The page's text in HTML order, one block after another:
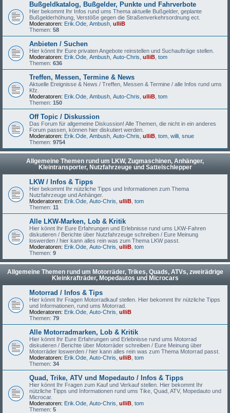
Bußgeldkatalog, Bußgelder, Punkte und Fahrverbote
Hier bekommt Ihr Infos rund ums Thema aktuelle Bußgelder, geplante
Bußgelderhöhung, Verstöße gegen die Straßenverkehrsordnung ect.
Moderatoren: Erik.Ode Ambush ulliB
Themen: 58
Anbieten / Suchen
Hier könnt Ihr Eure privaten Angebote reinstellen und Suchaufträge stellen.
Moderatoren: Erik.Ode Ambush Auto-Chris ulliB tom
Themen: 636
Treffen, Messen, Termine & News
Aktuelle Ereignisse & News / Treffen, Messen & Termine / alle Infos rund ums
Kfz.
Moderatoren: Erik.Ode Ambush Auto-Chris ulliB tom
Themen: 150
Off Topic / Diskussion
Das Forum für allgemeine Diskussion! Alle Themen, die nicht in ein anderes
Forum passen, können hier diskutiert werden.
Moderatoren: Erik.Ode Ambush Auto-Chris ulliB tom willi snue
Themen: 9754
Allgemeine Themen rund um LKW, Zugmaschinen, Anhänger,
Kleintransporter, Nutzfahrzeuge und Sattelschlepper
LKW / Infos & Tipps
Hier bekommt Ihr nützliche Tipps und Informationen zum Thema
Nutzfahrzeuge und Anhänger.
Moderatoren: Erik.Ode Auto-Chris ulliB tom
Themen: 11
Alle LKW-Marken, Lob & Kritik
Hier könnt Ihr Eure Erfahrungen und Erlebnisse rund ums LKW-Fahren
diskutieren / Berichte über Nutzfahrzeuge schreiben / Eure Meinung
loswerden / hier kann alles rein was zum Thema LKW passt.
Moderatoren: Erik.Ode Auto-Chris ulliB tom
Themen: 9
Allgemeine Themen rund um Motorräder, Trikes, Quads, ATVs, zweirädrige
Kleinkrafträder, Mopedautos und Microcars
Motorrad / Infos & Tips
Hier könnt Ihr Fragen Motorradkauf stellen. Hier bekommt Ihr nützliche Tipps
und Informationen, rund ums Motorrad.
Moderatoren: Erik.Ode Auto-Chris ulliB
Themen: 79
Alle Motorradmarken, Lob & Kritik
Hier könnt Ihr Eure Erfahrungen und Erlebnisse rund ums Motorrad
diskutieren / Berichte über Motorräder schreiben / Eure Meinung über
Motorräder loswerden / hier kann alles rein was zum Thema Motorrad passt.
Moderatoren: Erik.Ode Auto-Chris ulliB tom
Themen: 34
Quad, Trike, ATV und Mopedauto / Infos & Tipps
Hier könnt Ihr Fragen zum Kauf und Verkauf stellen. Hier bekommt Ihr
nützliche Tipps und Informationen rund ums Tike, Quad, ATV, Mopedauto und
Microcar.
Moderatoren: Erik.Ode Auto-Chris ulliB tom
Themen: 5